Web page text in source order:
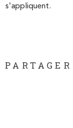
s'appliquent.